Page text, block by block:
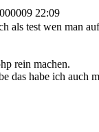
22:09
als test wen man
rein machen.
das habe ich auch